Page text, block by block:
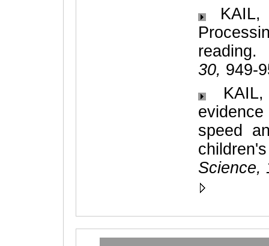
reading.
30, 949-
KAIL,
speed
Science,